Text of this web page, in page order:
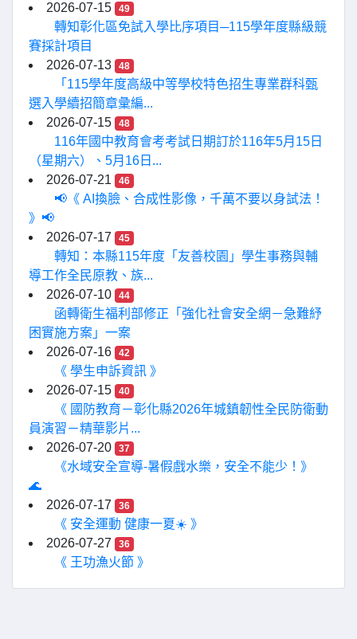
2026-07-15
49
轉知彰化區免試入學比序項目─115學年度縣級競
賽採計項目
2026-07-13
48
「115學年度高級中等學校特色招生專業群科甄
選入學續招簡章彙編...
2026-07-15
48
116年國中教育會考考試日期訂於116年5月15日
（星期六）、5月16日...
2026-07-21
46
📢《 AI換臉、合成性影像，千萬不要以身試法！
》📢
2026-07-17
45
轉知：本縣115年度「友善校園」學生事務與輔
導工作全民原教、族...
2026-07-10
44
函轉衛生福利部修正「強化社會安全網－急難紓
困實施方案」一案
2026-07-16
42
《 學生申訴資訊 》
2026-07-15
40
《 國防教育－彰化縣2026年城鎮韌性全民防衛動
員演習－精華影片...
2026-07-20
37
《水域安全宣導-暑假戲水樂，安全不能少！》
🌊
2026-07-17
36
《 安全運動 健康一夏☀️ 》
2026-07-27
36
《 王功漁火節 》